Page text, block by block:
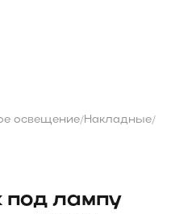
освещение/Накладные/
под лампу